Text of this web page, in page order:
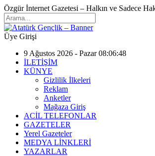
Özgür İnternet Gazetesi – Halkın ve Sadece
Üye Girişi
9 Ağustos 2026 - Pazar 08:06:48
İLETİŞİM
KÜNYE
Gizlilik İlkeleri
Reklam
Anketler
Mağaza Giriş
ACİL TELEFONLAR
GAZETELER
Yerel Gazeteler
MEDYA LİNKLERİ
YAZARLAR